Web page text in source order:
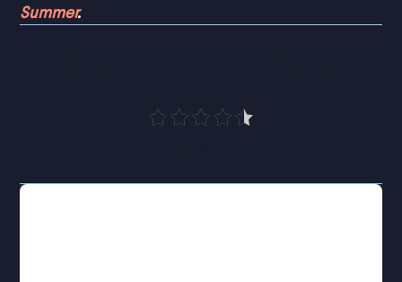
Summer.
Lucas Brennan werkt als jonge undercoveragent